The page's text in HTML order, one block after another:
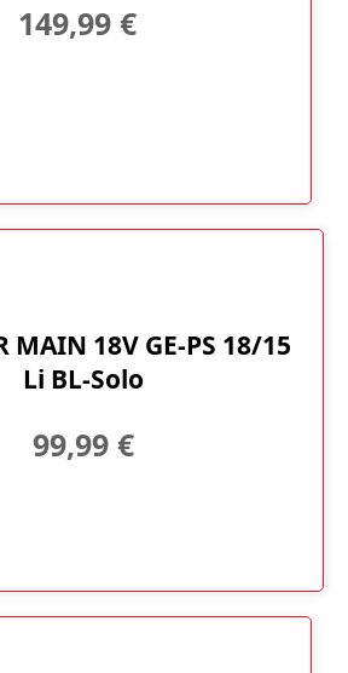
149,99 €
MAIN 18V GE-PS 18/15
Li BL-Solo
99,99 €